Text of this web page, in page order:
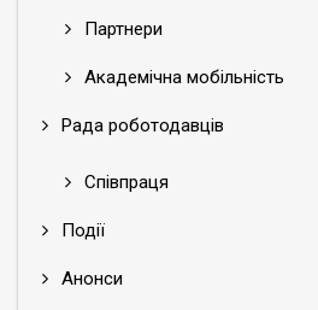
Партнери
Академічна мобільність
Рада роботодавців
Співпраця
Події
Анонси